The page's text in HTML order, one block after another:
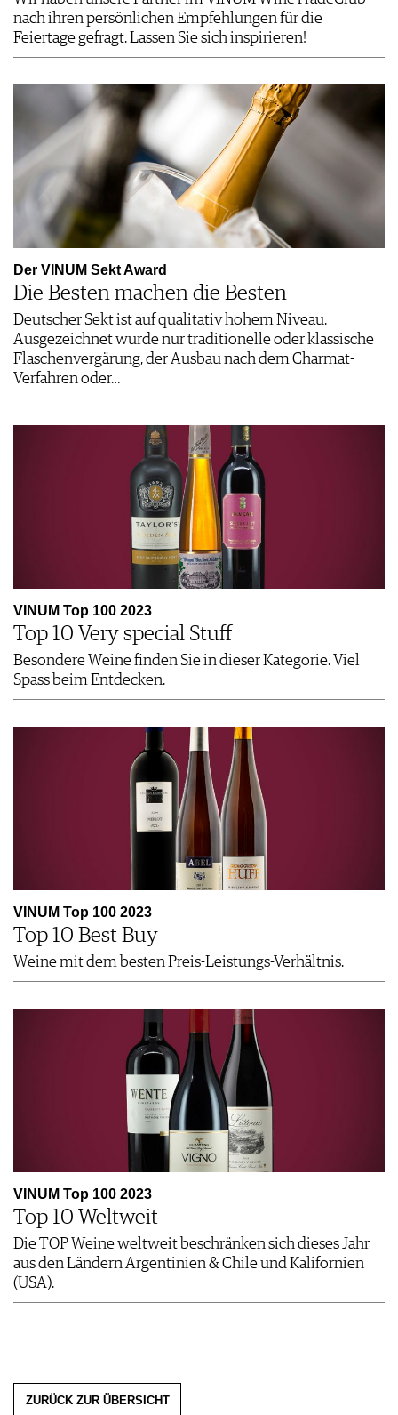
nach ihren persönlichen Empfehlungen für die
Feiertage gefragt. Lassen Sie sich inspirieren!
Der VINUM Sekt Award
Die Besten machen die Besten
Deutscher Sekt ist auf qualitativ hohem Niveau.
Ausgezeichnet wurde nur traditionelle oder klassische
Flaschenvergärung, der Ausbau nach dem Charmat-
Verfahren oder…
VINUM Top 100 2023
Top 10 Very special Stuff
Besondere Weine finden Sie in dieser Kategorie. Viel
Spass beim Entdecken.
VINUM Top 100 2023
Top 10 Best Buy
Weine mit dem besten Preis-Leistungs-Verhältnis.
VINUM Top 100 2023
Top 10 Weltweit
Die TOP Weine weltweit beschränken sich dieses Jahr
aus den Ländern Argentinien & Chile und Kalifornien
(USA).
ZURÜCK ZUR ÜBERSICHT